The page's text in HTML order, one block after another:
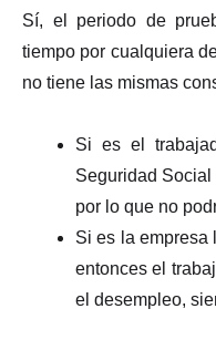
Sí, el periodo de
tiempo por cualquiera
no tiene las mismas
Si es el
Seguridad
por lo que no
Si es la empresa
entonces el
el desempleo,